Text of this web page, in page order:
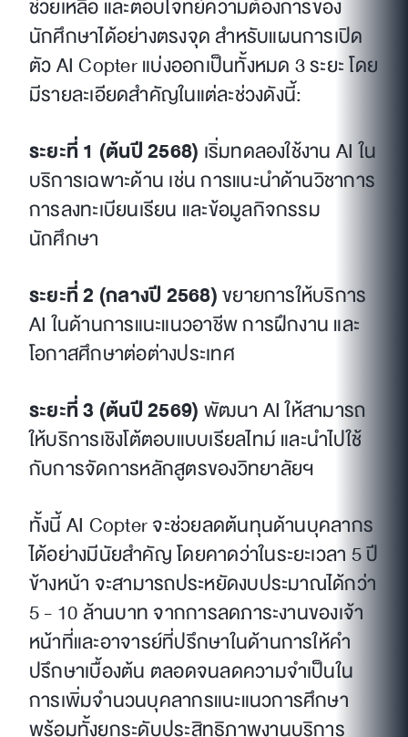
ช่วยเหลือ และตอบโจทย์ความต้องการของ
นักศึกษาได้อย่างตรงจุด สำหรับแผนการเปิด
ตัว AI Copter แบ่งออกเป็นทั้งหมด 3 ระยะ โดย
มีรายละเอียดสำคัญในแต่ละช่วงดังนี้:
ระยะที่ 1 (ต้นปี 2568) เริ่มทดลองใช้งาน AI ใน
บริการเฉพาะด้าน เช่น การแนะนำด้านวิชาการ
การลงทะเบียนเรียน และข้อมูลกิจกรรม
นักศึกษา
ระยะที่ 2 (กลางปี 2568)ขยายการให้บริการ
AI ในด้านการแนะแนวอาชีพ การฝึกงาน และ
โอกาสศึกษาต่อต่างประเทศ
ระยะที่ 3 (ต้นปี 2569)พัฒนา AI ให้สามารถ
ให้บริการเชิงโต้ตอบแบบเรียลไทม์ และนำไปใช้
กับการจัดการหลักสูตรของวิทยาลัยฯ
ทั้งนี้ AI Copter จะช่วยลดต้นทุนด้านบุคลากร
ได้อย่างมีนัยสำคัญ โดยคาดว่าในระยะเวลา 5 ปี
ข้างหน้า จะสามารถประหยัดงบประมาณได้กว่า
5 - 10 ล้านบาท จากการลดภาระงานของเจ้า
หน้าที่และอาจารย์ที่ปรึกษาในด้านการให้คำ
ปรึกษาเบื้องต้น ตลอดจนลดความจำเป็นใน
การเพิ่มจำนวนบุคลากรแนะแนวการศึกษา